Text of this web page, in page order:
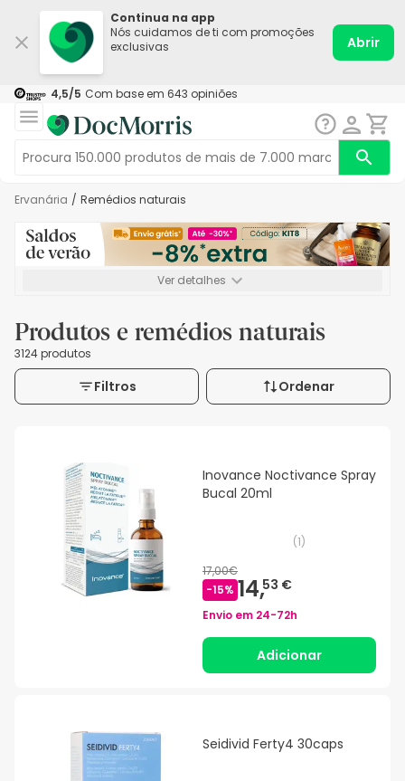
Continua na app
Nós cuidamos de ti com promoções
exclusivas
Abrir
4,5/5 Com base em 643 opiniões
Ervanária / Remédios naturais
Ver detalhes
Produtos e remédios naturais
3124 produtos
Filtros Ordenar
Inovance Noctivance Spray
Bucal 20ml
(1)
17,00€
-15% 14,53 €
Envio em 24-72h
Adicionar
Seidivid Ferty4 30caps